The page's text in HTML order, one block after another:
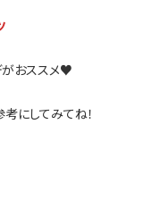
がおススメ♥
にしてみてね！